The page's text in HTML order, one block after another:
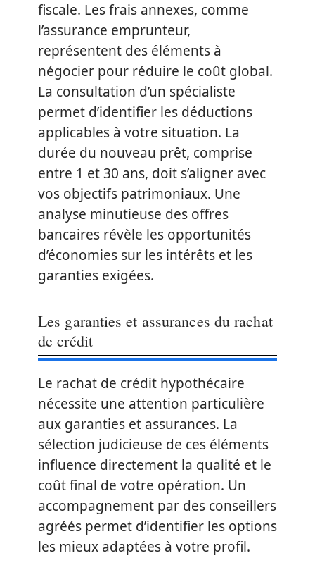
fiscale. Les frais annexes, comme
l’assurance emprunteur,
représentent des éléments à
négocier pour réduire le coût global.
La consultation d’un spécialiste
permet d’identifier les déductions
applicables à votre situation. La
durée du nouveau prêt, comprise
entre 1 et 30 ans, doit s’aligner avec
vos objectifs patrimoniaux. Une
analyse minutieuse des offres
bancaires révèle les opportunités
d’économies sur les intérêts et les
garanties exigées.
Les garanties et assurances du rachat
de crédit
Le rachat de crédit hypothécaire
nécessite une attention particulière
aux garanties et assurances. La
sélection judicieuse de ces éléments
influence directement la qualité et le
coût final de votre opération. Un
accompagnement par des conseillers
agréés permet d’identifier les options
les mieux adaptées à votre profil.